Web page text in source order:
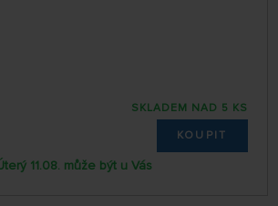
SKLADEM NAD 5 KS
KOUPIT
11.08. může být u Vás